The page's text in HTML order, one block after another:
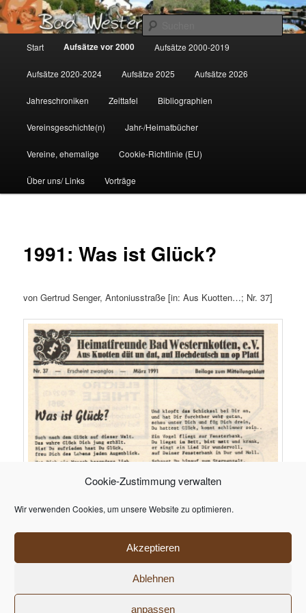
Cookie-Zustimmung verwalten
Wir verwenden Cookies, um unsere Website zu optimieren.
Akzeptieren
Ablehnen
anpassen
Zum
primären
Inhalt
springen
Gemeinsam für Bad Westernkotten
Start Aufsätze vor 2000 Aufsätze 2000-2019
Aufsätze 2020-2024 Aufsätze 2025 Aufsätze 2026
Jahreschroniken Zeittafel Bibliographien
Vereinsgeschichte(n) Jahr-/Heimatbücher
Vereine, ehemalige Cookie-Richtlinie (EU)
Über uns/ Links Vorträge
1991: Was ist Glück?
von Gertrud Senger, Antoniusstraße [in: Aus Kuotten…; Nr. 37]
Datenschutzerklärung Stolz präsentiert von WordPress